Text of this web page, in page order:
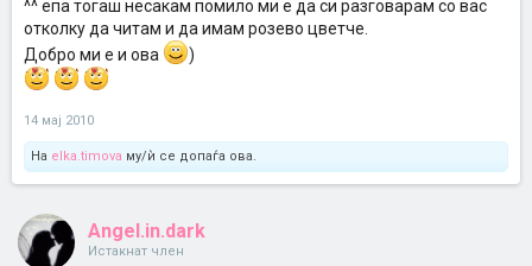
^^ епа тогаш несакам помило ми е да си разговарам со вас
отколку да читам и да имам розево цветче.
Добро ми е и ова
)
14 мај 2010
На elka.timova му/ѝ се допаѓа ова.
Angel.in.dark
Истакнат член